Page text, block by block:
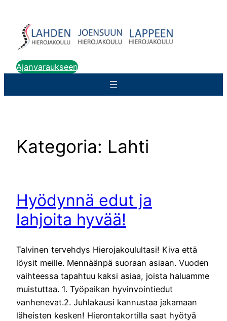
sisältöön
Ajanvaraukseen
Kategoria: Lahti
Hyödynnä edut ja
lahjoita hyvää!
Talvinen tervehdys Hierojakoulultasi! Kiva että
löysit meille. Mennäänpä suoraan asiaan. Vuoden
vaihteessa tapahtuu kaksi asiaa, joista haluamme
muistuttaa. 1. Työpaikan hyvinvointiedut
vanhenevat.2. Juhlakausi kannustaa jakamaan
läheisten kesken! Hierontakortilla saat hyötyä